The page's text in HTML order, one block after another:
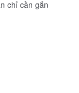
chỉ cần gắn